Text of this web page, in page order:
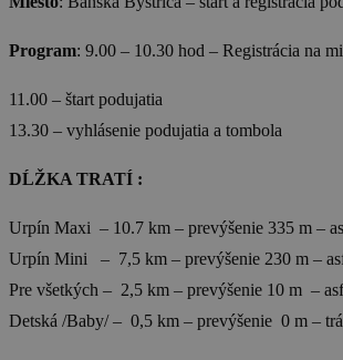
Program: 9.00 – 10.30 hod – Registrácia na
11.00 – štart podujatia
13.30 – vyhlásenie podujatia a tombola
DĹŽKA TRATÍ :
Urpín Maxi – 10.7 km – prevýšenie 335 m –
Urpín Mini – 7,5 km – prevýšenie 230 m –
Pre všetkých – 2,5 km – prevýšenie 10 m –
Detská /Baby/ – 0,5 km – prevýšenie 0 m –